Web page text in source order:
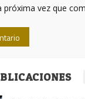
próxima vez que